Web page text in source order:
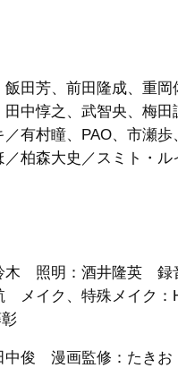
田芳、前田隆成、重岡
中惇之、武智央、梅田
有村瞳、PAO、市瀬
柏森大史／スミト・ル
木 照明：酒井隆英 録
イク、特殊メイク：
俊 漫画監修：たきお